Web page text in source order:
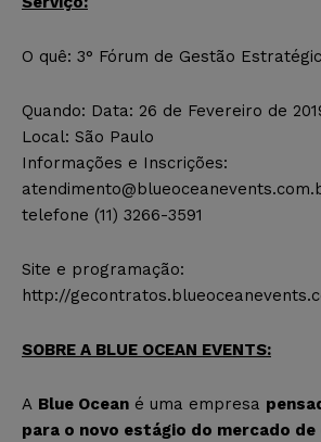
O quê: 3° Fórum de Gestão
Quando: Data: 26 de Fevereiro de
Local: São Paulo
Informações e Inscrições:
telefone (11) 3266-3591
Site e programação:
http://
SOBRE A BLUE OCEAN EVENTS:
A Blue Ocean é uma empresa
para o novo estágio do mercado